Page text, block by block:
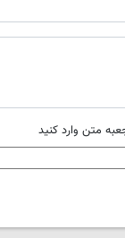
متن وارد کنید